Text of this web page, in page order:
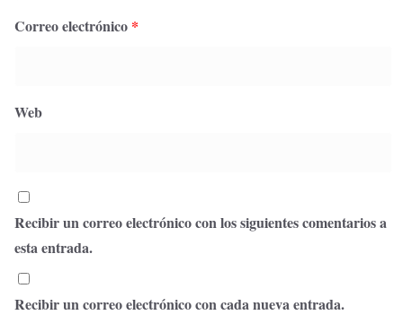
Correo electrónico *
Web
Recibir un correo electrónico con los siguientes comentarios a
esta entrada.
Recibir un correo electrónico con cada nueva entrada.